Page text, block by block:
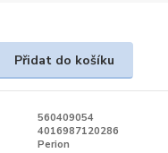
Přidat do košíku
560409054
4016987120286
Perion